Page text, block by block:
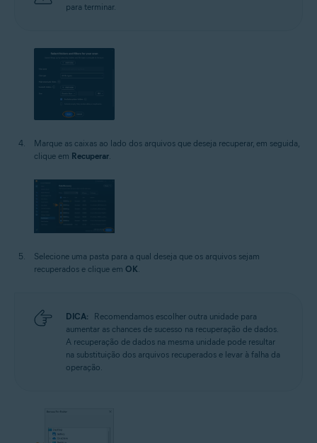
para terminar.
Marque as caixas ao lado dos arquivos que deseja recuperar, em seguida,
clique em Recuperar
Selecione uma pasta para a qual deseja que os arquivos sejam
recuperados e clique em OK.
DICA:
Recomendamos escolher outra unidade para
aumentar as chances de sucesso na recuperação de dados.
A recuperação de dados na mesma unidade pode resultar
na substituição dos arquivos recuperados e levar à falha da
operação.